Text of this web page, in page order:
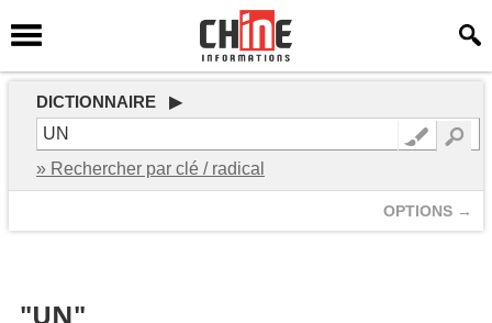
DICTIONNAIRE ▶
» Rechercher par clé / radical
OPTIONS →
"UN"